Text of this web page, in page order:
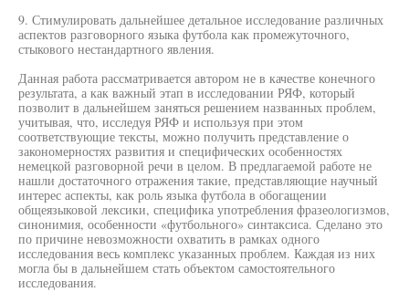
9. Стимулировать дальнейшее детальное исследование различных
аспектов разговорного языка футбола как промежуточного,
стыкового нестандартного явления.
Данная работа рассматривается автором не в качестве конечного
результата, а как важный этап в исследовании РЯФ, который
позволит в дальнейшем заняться решением названных проблем,
учитывая, что, исследуя РЯФ и используя при этом
соответствующие тексты, можно получить представление о
закономерностях развития и специфических особенностях
немецкой разговорной речи в целом. В предлагаемой работе не
нашли достаточного отражения такие, представляющие научный
интерес аспекты, как роль языка футбола в обогащении
общеязыковой лексики, специфика употребления фразеологизмов,
синонимия, особенности «футбольного» синтаксиса. Сделано это
по причине невозможности охватить в рамках одного
исследования весь комплекс указанных проблем. Каждая из них
могла бы в дальнейшем стать объектом самостоятельного
исследования.